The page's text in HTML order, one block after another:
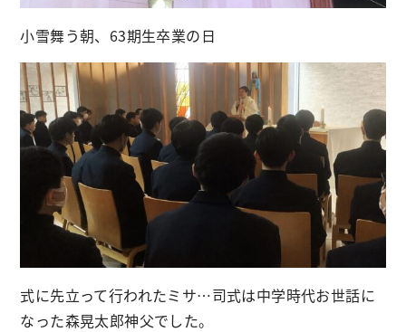
小雪舞う朝、63期生卒業の日
式に先立って行われたミサ…司式は中学時代お世話に
なった森晃太郎神父でした。